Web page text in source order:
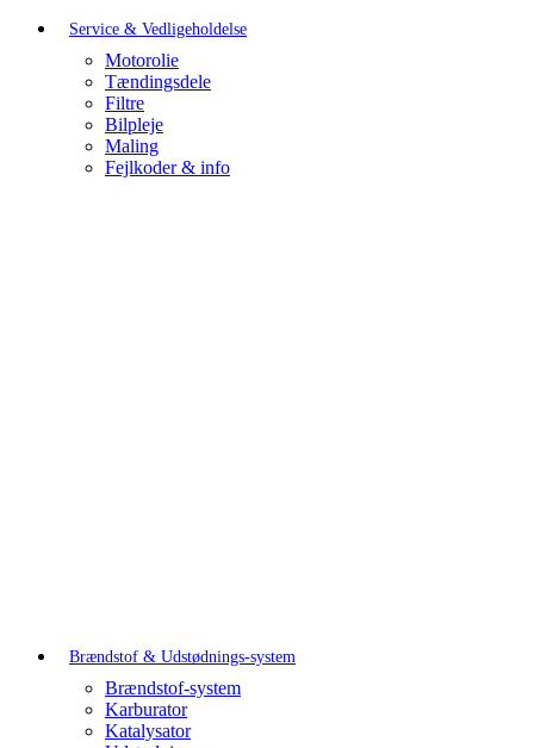
Service & Vedligeholdelse
Motorolie
Tændingsdele
Filtre
Bilpleje
Maling
Fejlkoder & info
Brændstof & Udstødnings-system
Brændstof-system
Karburator
Katalysator